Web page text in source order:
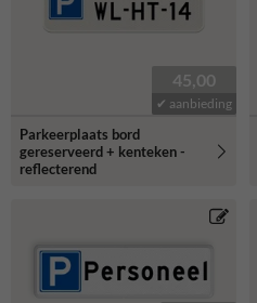
45,00
✔ aanbieding
Parkeerplaats bord
gereserveerd + kenteken -
reflecterend